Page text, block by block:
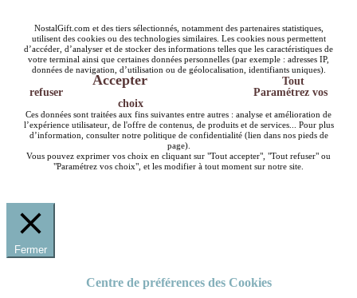
NostalGift.com et des tiers sélectionnés, notamment des partenaires statistiques,
utilisent des cookies ou des technologies similaires. Les cookies nous permettent
d’accéder, d’analyser et de stocker des informations telles que les caractéristiques de
votre terminal ainsi que certaines données personnelles (par exemple : adresses IP,
données de navigation, d’utilisation ou de géolocalisation, identifiants uniques).
Accepter
Tout
refuser
Paramétrez vos
choix
Ces données sont traitées aux fins suivantes entre autres : analyse et amélioration de
l’expérience utilisateur, de l'offre de contenus, de produits et de services... Pour plus
d’information, consulter notre politique de confidentialité (lien dans nos pieds de
page).
Vous pouvez exprimer vos choix en cliquant sur "Tout accepter", "Tout refuser" ou
"Paramétrez vos choix", et les modifier à tout moment sur notre site.
Fermer
Centre de préférences des Cookies